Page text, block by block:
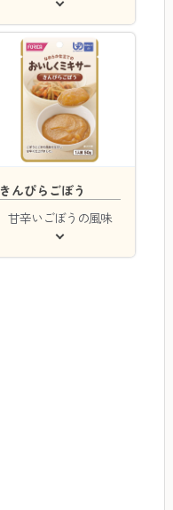
きんぴらごぼう
甘辛いごぼうの風味